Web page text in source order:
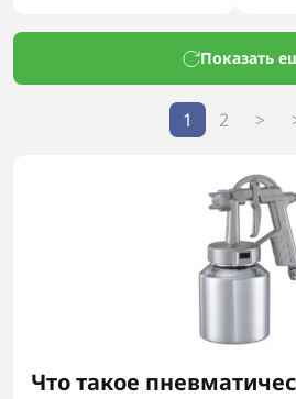
Показать
1 2 >
Что такое